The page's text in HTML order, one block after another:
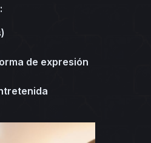
de expresión